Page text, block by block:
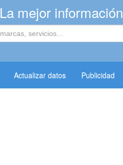
La mejor información
Actualizar datos Publicidad